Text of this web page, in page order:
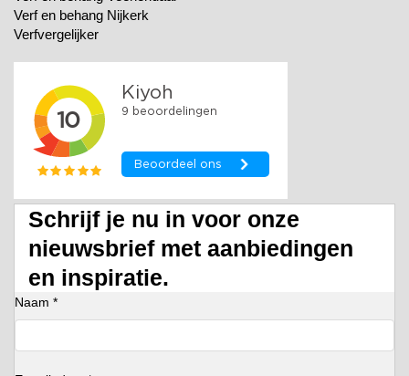
Verf en behang Nijkerk
Verfvergelijker
Schrijf je nu in voor onze
nieuwsbrief met aanbiedingen
en inspiratie.
Naam *